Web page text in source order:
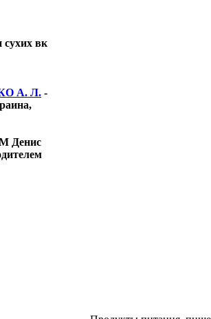
сухих вк
А. Л. -
Денис